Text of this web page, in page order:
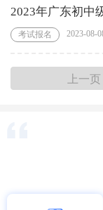
2023年广东初中
考试报名 2023-08-
上一页